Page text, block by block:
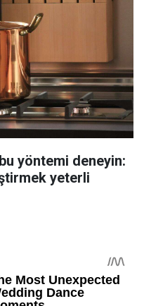
yöntemi deneyin:
yeterli